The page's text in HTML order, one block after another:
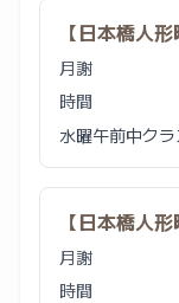
【日本橋人
月謝
時間
水曜午前中クラ
【日本橋人
月謝
時間